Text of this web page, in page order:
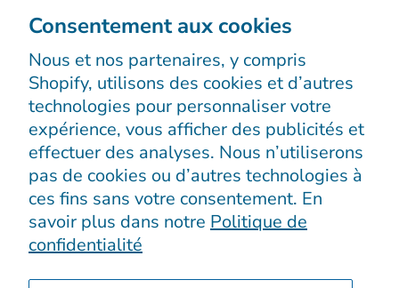
Consentement aux cookies
Nous et nos partenaires, y compris
Shopify, utilisons des cookies et d’autres
technologies pour personnaliser votre
expérience, vous afficher des publicités et
effectuer des analyses. Nous n’utiliserons
pas de cookies ou d’autres technologies à
ces fins sans votre consentement. En
savoir plus dans notre Politique de
confidentialité
exclusives, des histoires originales, des
événements et bien plus encore.
S’enregistrer